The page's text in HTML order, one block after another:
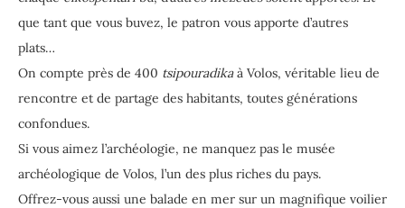
que tant que vous buvez, le patron vous apporte d’autres
plats…
On compte près de 400 tsipouradikaà Volos, véritable lieu de
rencontre et de partage des habitants, toutes générations
confondues.
Si vous aimez l’archéologie, ne manquez pas le musée
archéologique de Volos, l’un des plus riches du pays.
Offrez-vous aussi une balade en mer sur un magnifique voilier